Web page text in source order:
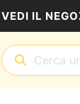
VEDI IL